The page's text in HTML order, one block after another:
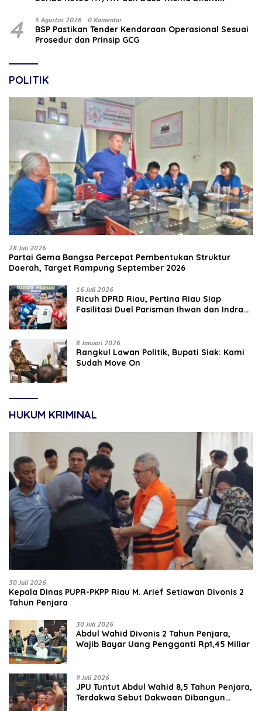
4 5 Agustus 2026 0 Komentar
BSP Pastikan Tender Kendaraan Operasional Sesuai
Prosedur dan Prinsip GCG
POLITIK
28 Juli 2026
Partai Gema Bangsa Percepat Pembentukan Struktur
Daerah, Target Rampung September 2026
16 Juli 2026
‎Ricuh DPRD Riau, Pertina Riau Siap
Fasilitasi Duel Parisman Ihwan dan Indra
8 Januari 2026
Rangkul Lawan Politik, Bupati Siak: Kami
Sudah Move On
HUKUM KRIMINAL
30 Juli 2026
Kepala Dinas PUPR-PKPP Riau M. Arief Setiawan Divonis 2
Tahun Penjara
30 Juli 2026
‎‎Abdul Wahid Divonis 2 Tahun Penjara,
Wajib Bayar Uang Pengganti Rp1,45 Miliar
9 Juli 2026
JPU Tuntut Abdul Wahid 8,5 Tahun Penjara,
Terdakwa Sebut Dakwaan Dibangun